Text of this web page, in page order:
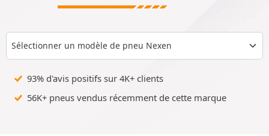
Sélectionner un modèle de pneu Nexen
93% d'avis positifs sur 4K+ clients
56K+ pneus vendus récemment de cette marque